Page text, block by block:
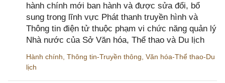
hành chính mới ban hành và được sửa đổi, bổ
sung trong lĩnh vực Phát thanh truyền hình và
Thông tin điện tử thuộc phạm vi chức năng quản lý
Nhà nước của Sở Văn hóa, Thể thao và Du lịch
Hành chính, Thông tin-Truyền thông, Văn hóa-Thể thao-Du
lịch